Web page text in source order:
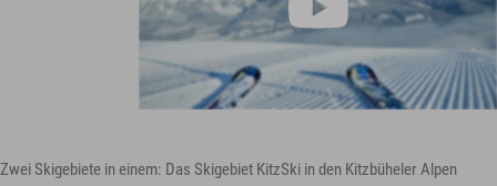
Zwei Skigebiete in einem: Das Skigebiet KitzSki in den Kitzbüheler Alpen